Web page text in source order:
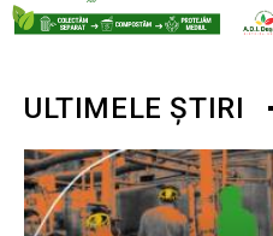
ULTIMELE ȘTIRI